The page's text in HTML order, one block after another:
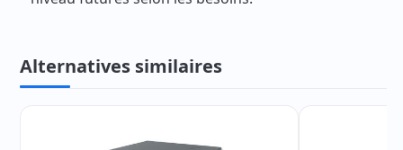
Alternatives similaires